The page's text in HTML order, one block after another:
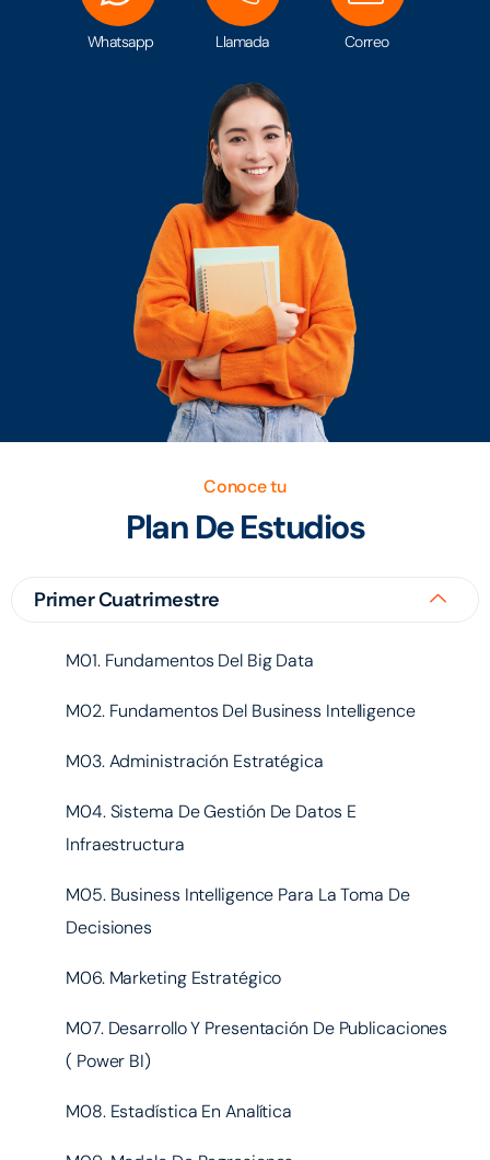
Correo
Llamada
Whatsapp
Conoce tu
Plan De Estudios
Primer Cuatrimestre
M01. Fundamentos Del Big Data
M02. Fundamentos Del Business Intelligence
M03. Administración Estratégica
M04. Sistema De Gestión De Datos E
Infraestructura
M05. Business Intelligence Para La Toma De
Decisiones
M06. Marketing Estratégico
M07. Desarrollo Y Presentación De Publicaciones
( Power BI)
M08. Estadística En Analítica